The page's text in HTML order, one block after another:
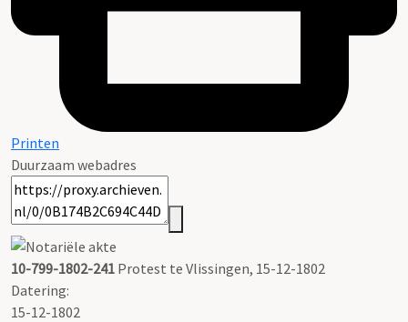
Printen
Duurzaam webadres
10-799-1802-241 Protest te Vlissingen, 15-12-1802
Datering:
15-12-1802